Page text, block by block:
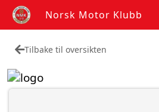
Norsk Motor Klubb
Tilbake til oversikten